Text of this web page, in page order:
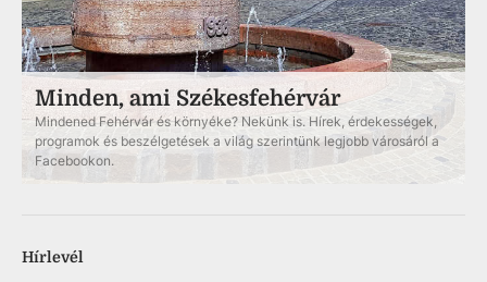
Minden, ami Székesfehérvár
Mindened Fehérvár és környéke? Nekünk is. Hírek, érdekességek,
programok és beszélgetések a világ szerintünk legjobb városáról a
Facebookon.
Hírlevél